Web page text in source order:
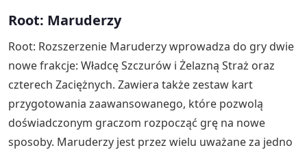
Root: Maruderzy
Root: Rozszerzenie Maruderzy wprowadza do gry dwie
nowe frakcje: Władcę Szczurów i Żelazną Straż oraz
czterech Zaciężnych. Zawiera także zestaw kart
przygotowania zaawansowanego, które pozwolą
doświadczonym graczom rozpocząć grę na nowe
sposoby. Maruderzy jest przez wielu uważane za jedno